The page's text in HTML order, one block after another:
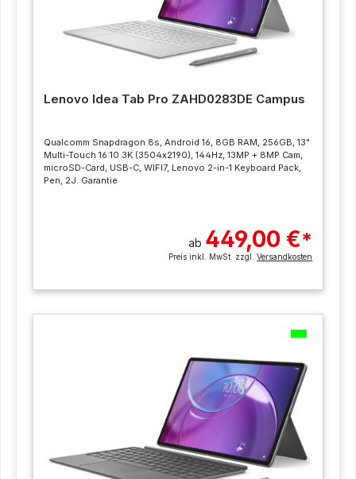
Lenovo Idea Tab Pro ZAHD0283DE Campus
Qualcomm Snapdragon 8s, Android 16, 8GB RAM, 256GB, 13"
Multi-Touch 16:10 3K (3504x2190), 144Hz, 13MP + 8MP Cam,
microSD-Card, USB-C, WIFI7, Lenovo 2-in-1 Keyboard Pack,
Pen, 2J. Garantie
ab 449,00 €*
Preis inkl. MwSt. zzgl.Versandkosten